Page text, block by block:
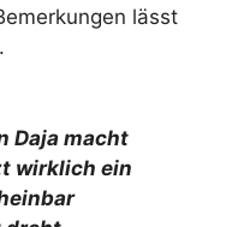
lässt
Daja macht
wirklich ein